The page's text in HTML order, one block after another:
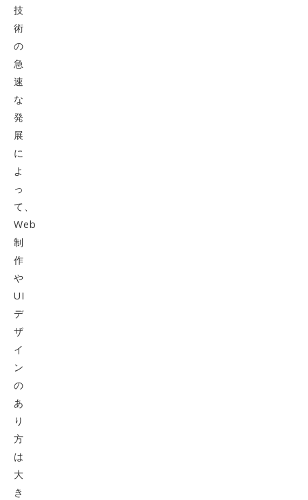
技
術
の
急
速
な
発
展
に
よ
っ
て、
Web
制
作
や
UI
デ
ザ
イ
ン
の
あ
り
方
は
大
き